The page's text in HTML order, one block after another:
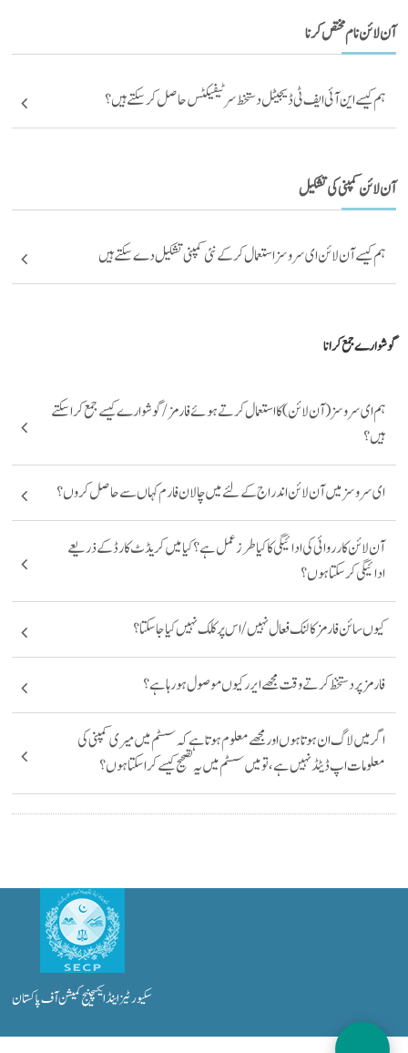
آن لائن نام مختص کرنا
ہم کیسے این آئی ایف ٹی ڈیجیٹل دستخط سرٹیفیکٹس حاصل کر سکتے ہیں ؟
آن لائن کمپنی کی تشکیل
ہم کیسے آن لائن ای سروسز استعمال کر کے نئی کمپنی تشکیل دے سکتے ہیں
گوشوارے جمع کرانا
ہم ای سروسز(آن لائن) کا استعمال کرتے ہوئےفارمز /گوشوارے کیسے جمع کرا سکتے
ہیں؟
ای سروسز میں آن لائن اندراج کے لئےمیں چالان فارم کہاں سے حاصل کروں؟
آن لائن کارروائی کی ادائیگی کا کیا طرز عمل ہے؟ کیا میں کریڈٹ کارڈ کے ذریعے
ادائیگی کر سکتا ہوں؟
کیوں سائن فارمزکا لنک فعال نہیں/اس پر کلک نہیں کیا جا سکتا؟
فارمز پر دستخظ کرتے وقت مجھے ایرر کیوں موصول ہو رہا ہے؟
اگر میں لاگ ان ہوتا ہوں اور مجھے معلوم ہوتا ہے کہ سسٹم میں میری کمپنی کی
معلومات اپ ڈیٹڈ نہیں ہے ، تو میں سسٹم میں یہ تصحیح کیسے کرا سکتا ہوں؟
سکیورٹیز اینڈ ایکسچینج کمیشن آف پاکستانTerms of Use
Sitemap